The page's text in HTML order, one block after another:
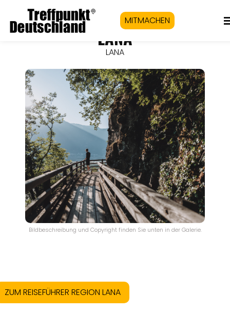
MITMACHEN
LANA
LANA
Bildbeschreibung und Copyright finden Sie unten in der Galerie.
ZUM REISEFÜHRER REGION LANA